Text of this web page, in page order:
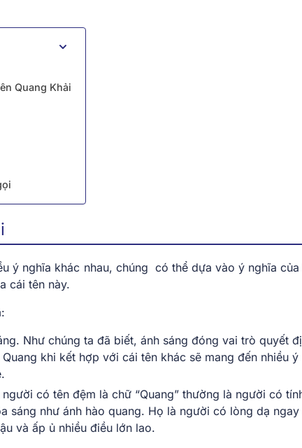
Quang Khải
ý nghĩa khác nhau, chúng có thể dựa vào ý nghĩa của
cái tên này.
Như chúng ta đã biết, ánh sáng đóng vai trò quyết
khi kết hợp với cái tên khác sẽ mang đến nhiều
có tên đệm là chữ “Quang” thường là người có
sáng như ánh hào quang. Họ là người có lòng dạ
và ấp ủ nhiều điều lớn lao.